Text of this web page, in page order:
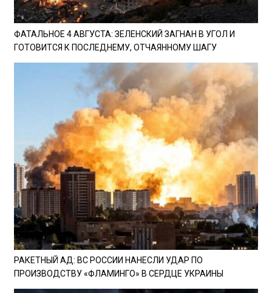
ФАТАЛЬНОЕ 4 АВГУСТА: ЗЕЛЕНСКИЙ ЗАГНАН В УГОЛ И
ГОТОВИТСЯ К ПОСЛЕДНЕМУ, ОТЧАЯННОМУ ШАГУ
РАКЕТНЫЙ АД: ВС РОССИИ НАНЕСЛИ УДАР ПО
ПРОИЗВОДСТВУ «ФЛАМИНГО» В СЕРДЦЕ УКРАИНЫ